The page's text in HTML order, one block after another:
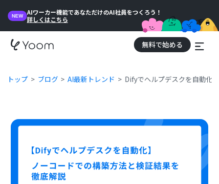
NEW
AIワーカー機能であなただけのAI社員をつくろう！
詳しくはこちら
無料で始める
トップ ブログ AI最新トレンド Difyでヘルプデスクを自動化